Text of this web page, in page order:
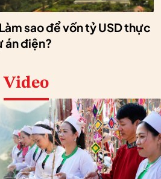
sao để vốn tỷ USD thực
án điện?
Video